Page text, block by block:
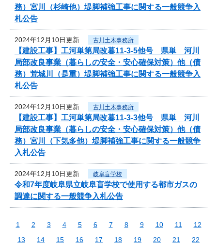
務）宮川（杉崎他）堤脚補強工事に関する一般競争入
札公告
2024年12月10日更新 古川土木事務所
【建設工事】工河単第局改暮11-3-5他号 県単 河川
局部改良事業（暮らしの安全・安心確保対策）他（債
務）荒城川（是重）堤脚補強工事に関する一般競争入
札公告
2024年12月10日更新 古川土木事務所
【建設工事】工河単第局改暮11-3-3他号 県単 河川
局部改良事業（暮らしの安全・安心確保対策）他（債
務）宮川（下気多他）堤脚補強工事に関する一般競争
入札公告
2024年12月10日更新 岐阜盲学校
令和7年度岐阜県立岐阜盲学校で使用する都市ガスの
調達に関する一般競争入札公告
1 2 3 4 5 6 7 8 9 10 11
12
13
14 15 16 17 18 19 20 21
22